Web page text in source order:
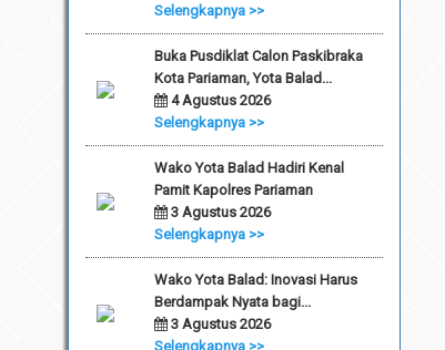
Selengkapnya >>
Buka Pusdiklat Calon Paskibraka
Kota Pariaman, Yota Balad...
4 Agustus 2026
Selengkapnya >>
Wako Yota Balad Hadiri Kenal
Pamit Kapolres Pariaman
3 Agustus 2026
Selengkapnya >>
Wako Yota Balad: Inovasi Harus
Berdampak Nyata bagi...
3 Agustus 2026
Selengkapnya >>